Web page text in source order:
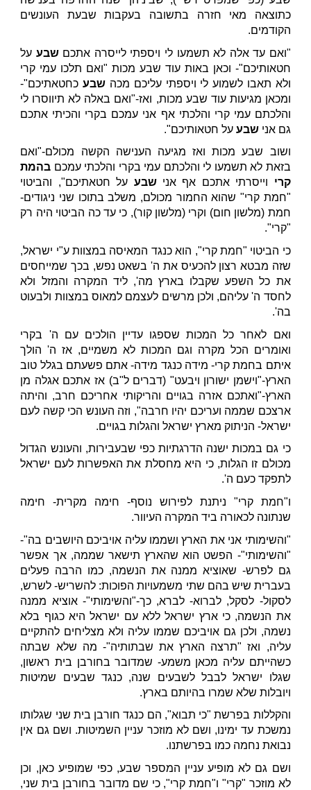
כתוצאה מאי חזרה בתשובה בעקבות שבעת העונשים
הקודמים.
"ואם עד אלה לא תשמעו לי ויספתי לייסרה אתכםשבע על
חטאותיכם"- וכאן באות עוד שבע מכות "ואם תלכו עמי קרי
ולא תאבו לשמוע לי ויספתי עליכם מכה שבע כחטאתיכם"-
ומכאן מגיעות עוד שבע מכות, ואז-"ואם באלה לא תיווסרו לי
והלכתם עמי קרי והלכתי אף אני עמכם בקרי והכיתי אתכם
גם אנישבעעל חטאותיכם".
ושוב שבע מכות ואז מגיעה הענישה הקשה מכולם-"ואם
בזאת לא תשמעו לי והלכתם עמי בקרי והלכתי עמכם בהמת
קרי וייסרתי אתכם אף אנישבע על חטאתיכם", והביטוי
"חמת קרי" שהוא החמור מכולם, משלב בתוכו שני ניגודים-
חמת (מלשון חום) וקרי (מלשון קור), כי עד כה הביטוי היה רק
"קרי".
כי הביטוי "חמת קרי", הוא כנגד המאיסה במצוות ע"י ישראל,
שזה מבטא רצון להכעיס את ה' בשאט נפש, בכך שמייחסים
את כל השפע שקבלו בארץ מה', ליד המקרה והמזל ולא
לחסד ה' עליהם, ולכן מרשים לעצמם למאוס במצוות ולבעוט
בה'.
ואם לאחר כל המכות שספגו עדיין הולכים עם ה' בקרי
ואומרים הכל מקרה וגם המכות לא משמיים, אז ה' הולך
איתם בחמת קרי- מידה כנגד מידה- אתם פשעתם בגלל טוב
הארץ-"וישמן ישורון ויבעט" (דברים ל"ב) אז אתכם אגלה מן
הארץ-"ואתכם אזרה בגויים והריקותי אחריכם חרב, והיתה
ארצכם שממה ועריכם יהיו חרבה", וזה העונש הכי קשה לעם
ישראל- הניתוק מארץ ישראל והגלות בגויים.
כי גם במכות ישנה הדרגתיות כפי שבעבירות, והעונש הגדול
מכולם זו הגלות, כי היא מחסלת את האפשרות לעם ישראל
לתפקד כעם ה'.
ו"חמת קרי" ניתנת לפירוש נוסף- חימה מקרית- חימה
שנתונה לכאורה ביד המקרה העיוור.
"והשימותי אני את הארץ ושממו עליה אויביכם היושבים בה"-
"והשימותי"- הפשט הוא שהארץ תישאר שממה, אך אפשר
גם לפרש- שאוציא ממנה את הנשמה, כמו הרבה פעלים
בעברית שיש בהם שתי משמעויות הפוכות: להשריש- לשרש,
לסקול- לסקל, לברוא- לברא, כך-"והשימותי"- אוציא ממנה
את הנשמה, כי ארץ ישראל ללא עם ישראל היא כגוף בלא
נשמה, ולכן גם אויביכם שממו עליה ולא מצליחים להתקיים
עליה, ואז "תרצה הארץ את שבתותיה"- מה שלא שבתה
כשהייתם עליה מכאן משמע- שמדובר בחורבן בית ראשון,
שגלו ישראל לבבל לשבעים שנה, כנגד שבעים שמיטות
ויובלות שלא שמרו בהיותם בארץ.
והקללות בפרשת "כי תבוא", הם כנגד חורבן בית שני שגלותו
נמשכת עד ימינו, ושם לא מוזכר עניין השמיטות. ושם גם אין
נבואת נחמה כמו בפרשתנו.
ושם גם לא מופיע עניין המספר שבע, כפי שמופיע כאן, וכן
לא מוזכר "קרי" ו"חמת קרי", כי שם מדובר בחורבן בית שני,